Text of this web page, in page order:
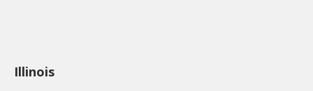
Illinois